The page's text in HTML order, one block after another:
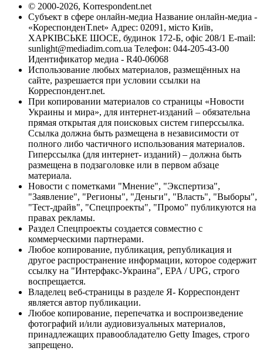
© 2000-2026, Korrespondent.net
Субъект в сфере онлайн-медиа Название онлайн-медиа -
«КореспонденТ.net» Адрес: 02091, місто Київ,
ХАРКІВСЬКЕ ШОСЕ, будинок 172-Б, офіс 208/1 E-mail:
sunlight@mediadim.com.ua Телефон: 044-205-43-00
Идентификатор медиа - R40-06068
Использование любых материалов, размещённых на
сайте, разрешается при условии ссылки на
Корреспондент.net.
При копировании материалов со страницы «Новости
Украины и мира», для интернет-изданий – обязательна
прямая открытая для поисковых систем гиперссылка.
Ссылка должна быть размещена в независимости от
полного либо частичного использования материалов.
Гиперссылка (для интернет- изданий) – должна быть
размещена в подзаголовке или в первом абзаце
материала.
Новости с пометками "Мнение", "Экспертиза",
"Заявление", "Регионы", "Деньги", "Власть", "Выборы",
"Тест-драйв", "Спецпроекты", "Промо" публикуются на
правах рекламы.
Раздел Спецпроекты создается совместно с
коммерческими партнерами.
Любое копирование, публикация, републикация и
другое распространение информации, которое содержит
ссылку на "Интерфакс-Украина", EPA / UPG, строго
воспрещается.
Владелец веб-страницы в разделе Я- Корреспондент
является автор публикации.
Любое копирование, перепечатка и воспроизведение
фотографий и/или аудиовизуальных материалов,
принадлежащих правообладателю Getty Images, строго
запрещено.